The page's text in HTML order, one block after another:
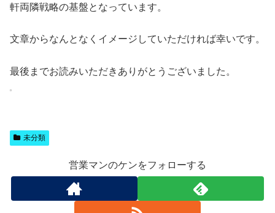
軒両隣戦略の基盤となっています。
文章からなんとなくイメージしていただければ幸いです。
最後までお読みいただきありがとうございました。
未分類
営業マンのケンをフォローする